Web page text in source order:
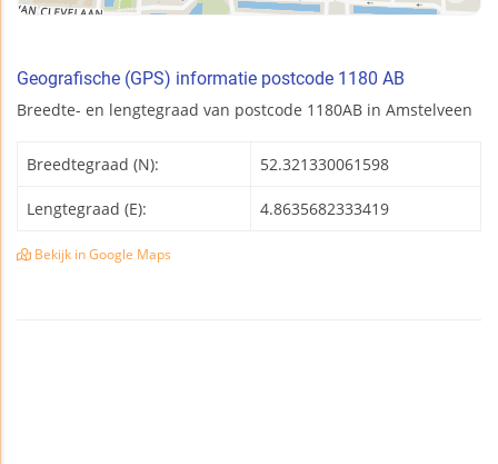
Geografische (GPS) informatie postcode 1180 AB
Breedte- en lengtegraad van postcode 1180AB in Amstelveen
Breedtegraad (N): 52.321330061598
Lengtegraad (E): 4.8635682333419
Bekijk in Google Maps